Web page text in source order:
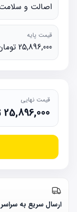
اصالت و سلامت
قیمت پایه
25,896,000 تومان
قیمت نهایی
25,896,000
ارسال سریع به